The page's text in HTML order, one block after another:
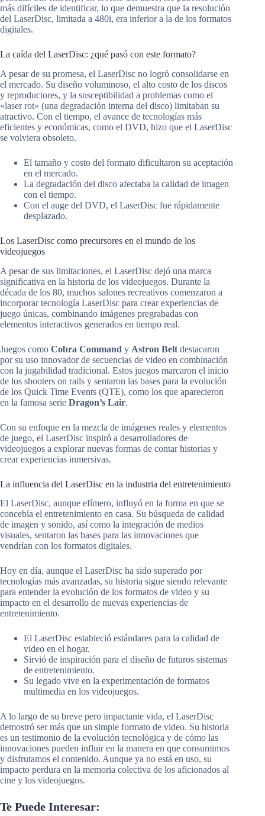
más difíciles de identificar, lo que demuestra que la resolución
del LaserDisc, limitada a 480i, era inferior a la de los formatos
digitales.
La caída del LaserDisc: ¿qué pasó con este formato?
A pesar de su promesa, el LaserDisc no logró consolidarse en
el mercado. Su diseño voluminoso, el alto costo de los discos
y reproductores, y la susceptibilidad a problemas como el
«laser rot» (una degradación interna del disco) limitaban su
atractivo. Con el tiempo, el avance de tecnologías más
eficientes y económicas, como el DVD, hizo que el LaserDisc
se volviera obsoleto.
El tamaño y costo del formato dificultaron su aceptación
en el mercado.
La degradación del disco afectaba la calidad de imagen
con el tiempo.
Con el auge del DVD, el LaserDisc fue rápidamente
desplazado.
Los LaserDisc como precursores en el mundo de los
videojuegos
A pesar de sus limitaciones, el LaserDisc dejó una marca
significativa en la historia de los videojuegos. Durante la
década de los 80, muchos salones recreativos comenzaron a
incorporar tecnología LaserDisc para crear experiencias de
juego únicas, combinando imágenes pregrabadas con
elementos interactivos generados en tiempo real.
Juegos como Cobra Command y Astron Belt destacaron
por su uso innovador de secuencias de video en combinación
con la jugabilidad tradicional. Estos juegos marcaron el inicio
de los shooters on rails y sentaron las bases para la evolución
de los Quick Time Events (QTE), como los que aparecieron
en la famosa serie Dragon’s Lair.
Con su enfoque en la mezcla de imágenes reales y elementos
de juego, el LaserDisc inspiró a desarrolladores de
videojuegos a explorar nuevas formas de contar historias y
crear experiencias inmersivas.
La influencia del LaserDisc en la industria del entretenimiento
El LaserDisc, aunque efímero, influyó en la forma en que se
concebía el entretenimiento en casa. Su búsqueda de calidad
de imagen y sonido, así como la integración de medios
visuales, sentaron las bases para las innovaciones que
vendrían con los formatos digitales.
Hoy en día, aunque el LaserDisc ha sido superado por
tecnologías más avanzadas, su historia sigue siendo relevante
para entender la evolución de los formatos de video y su
impacto en el desarrollo de nuevas experiencias de
entretenimiento.
El LaserDisc estableció estándares para la calidad de
video en el hogar.
Sirvió de inspiración para el diseño de futuros sistemas
de entretenimiento.
Su legado vive en la experimentación de formatos
multimedia en los videojuegos.
A lo largo de su breve pero impactante vida, el LaserDisc
demostró ser más que un simple formato de video. Su historia
es un testimonio de la evolución tecnológica y de cómo las
innovaciones pueden influir en la manera en que consumimos
y disfrutamos el contenido. Aunque ya no está en uso, su
impacto perdura en la memoria colectiva de los aficionados al
cine y los videojuegos.
Te Puede Interesar: